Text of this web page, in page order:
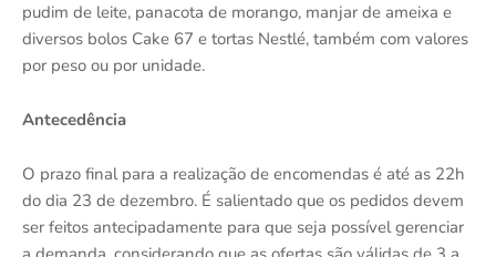
pudim de leite, panacota de morango, manjar de ameixa e
diversos bolos Cake 67 e tortas Nestlé, também com valores
por peso ou por unidade.
Antecedência
O prazo final para a realização de encomendas é até as 22h
do dia 23 de dezembro. É salientado que os pedidos devem
ser feitos antecipadamente para que seja possível gerenciar